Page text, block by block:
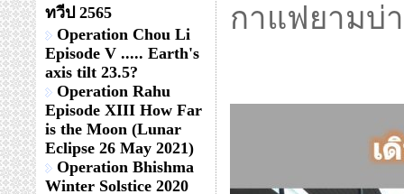
ทวีป 2565
Operation Chou Li
Episode V ..... Earth's
axis tilt 23.5?
Operation Rahu
Episode XIII How Far
is the Moon (Lunar
Eclipse 26 May 2021)
Operation Bhishma
Winter Solstice 2020
กาแฟยามบ่